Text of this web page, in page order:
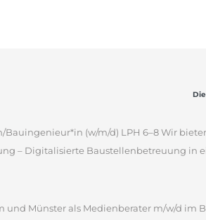
Bauingenieur*in (w/m/d) LPH 6–8 Wir
– Digitalisierte Baustellenbetreuung in
und Münster als Medienberater m/w/d